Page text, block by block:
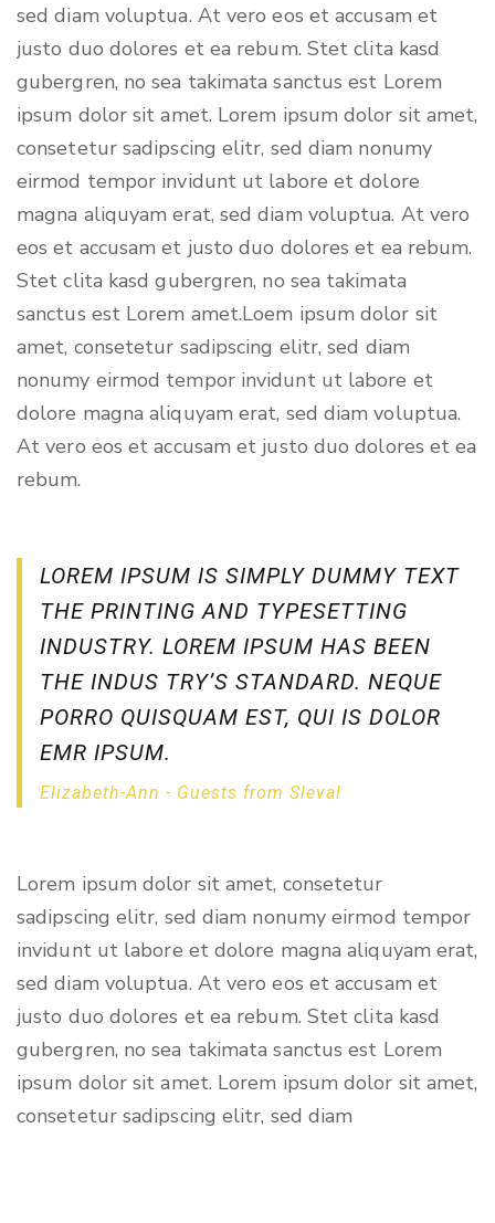
sed diam voluptua. At vero eos et accusam et
justo duo dolores et ea rebum. Stet clita kasd
gubergren, no sea takimata sanctus est Lorem
ipsum dolor sit amet. Lorem ipsum dolor sit amet,
consetetur sadipscing elitr, sed diam nonumy
eirmod tempor invidunt ut labore et dolore
magna aliquyam erat, sed diam voluptua. At vero
eos et accusam et justo duo dolores et ea rebum.
Stet clita kasd gubergren, no sea takimata
sanctus est Lorem amet.Loem ipsum dolor sit
amet, consetetur sadipscing elitr, sed diam
nonumy eirmod tempor invidunt ut labore et
dolore magna aliquyam erat, sed diam voluptua.
At vero eos et accusam et justo duo dolores et ea
rebum.
LOREM IPSUM IS SIMPLY DUMMY TEXT
THE PRINTING AND TYPESETTING
INDUSTRY. LOREM IPSUM HAS BEEN
THE INDUS TRY’S STANDARD. NEQUE
PORRO QUISQUAM EST, QUI IS DOLOR
EMR IPSUM.
Elizabeth-Ann - Guests from Sleval
Lorem ipsum dolor sit amet, consetetur
sadipscing elitr, sed diam nonumy eirmod tempor
invidunt ut labore et dolore magna aliquyam erat,
sed diam voluptua. At vero eos et accusam et
justo duo dolores et ea rebum. Stet clita kasd
gubergren, no sea takimata sanctus est Lorem
ipsum dolor sit amet. Lorem ipsum dolor sit amet,
consetetur sadipscing elitr, sed diam